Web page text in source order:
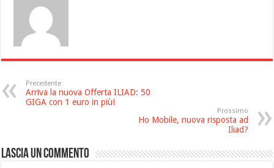
Precedente
Arriva la nuova Offerta ILIAD: 50
GIGA con 1 euro in più!
Prossimo
Ho Mobile, nuova risposta ad
Iliad?
Lascia un commento